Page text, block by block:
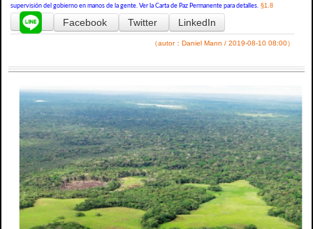
supervisión del gobierno en manos de la gente. Ver la Carta de Paz Permanente para detalles. §1.8
Facebook Twitter LinkedIn
（autor：Daniel Mann / 2019-08-10 08:00）